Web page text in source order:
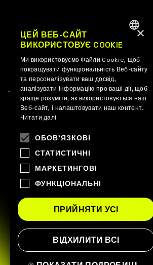
108 W. 13TH STREET SUITE 100,
© 2012–2026 WePlay Esports
ПОЛІТИКА ВИКОРИСТАННЯ
PRIVACY NOTICE AT COLLECTION
RESIDENTS
ADDITIONAL INFORMATION FOR
VIRGINIA, AND UTAH
ЗАБОРОНА НА ПРОДАЖ/
UKRAINIAN
×
ЦЕЙ ВЕБ-САЙТ
ВИКОРИСТОВУЄ COOKIE
Ми використовуємо Файли Cookie, щоб
покращувати функціональність Веб-сайту
та персоналізувати ваш досвід,
аналізувати інформацію про ваші дії, щоб
краще розуміти, як використовується наш
Веб-сайт, і налаштовувати наш контент.
Читати далі
ОБОВ'ЯЗКОВІ
СТАТИСТИЧНІ
МАРКЕТИНГОВІ
ФУНКЦІОНАЛЬНІ
ПРИЙНЯТИ УСІ
ВІДХИЛИТИ ВСІ